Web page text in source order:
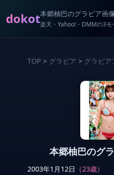
dokot本郷柚巴のグラビア画
楽天・Yahoo!・DMMの3
TOP > グラビア > グラビ
本郷柚巴のグ
2003年1月12日 （23歳）